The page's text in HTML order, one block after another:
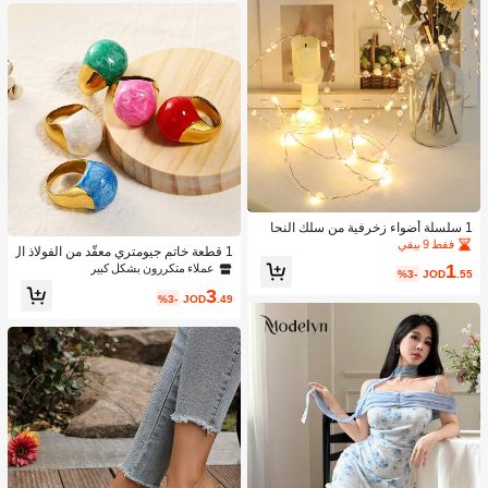
1 سلسلة أضواء زخرفية من سلك النحا
ED، مناسبة لديكور حفلات أعياد الميلاد وا
لجميلة - قابلة لإعادة الاستخدام، ديكور رو
مانسي
فقط 9 بيقي
JOD1.55
%3-
1 قطعة خاتم جيومتري معقّد من الفولاذ ال
مقاوم للصدأ المطلي بالمينا لحفلات النس
عملاء متكررون بشكل كبير
JOD3.49
%3-